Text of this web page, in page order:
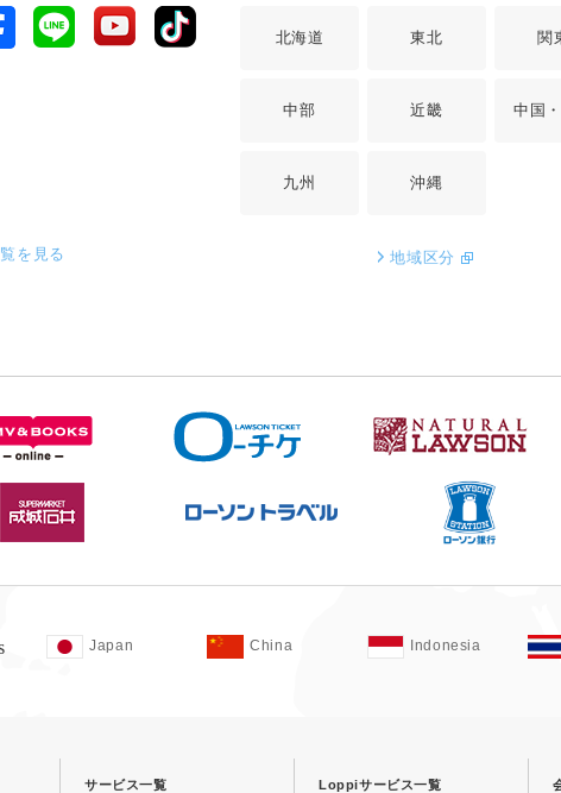
を見る
北海道 東北 関
中部 近畿 中国
九州 沖縄
地域区分
Japan China Indonesia
サービス一覧 Loppiサービス一覧